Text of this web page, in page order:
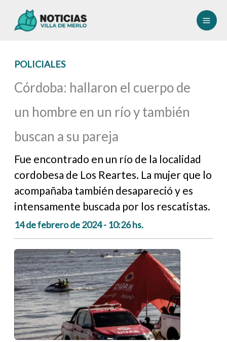
POLICIALES
Córdoba: hallaron el cuerpo de
un hombre en un río y también
buscan a su pareja
Fue encontrado en un río de la localidad
cordobesa de Los Reartes. La mujer que lo
acompañaba también desapareció y es
intensamente buscada por los rescatistas.
14 de febrero de 2024 - 10:26 hs.